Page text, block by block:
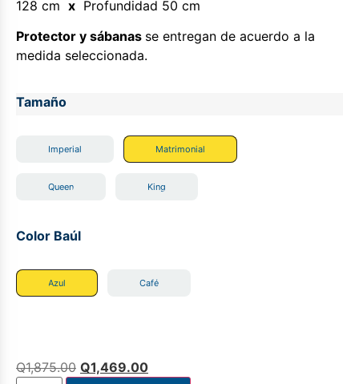
128 cm x Profundidad 50 cm
Protector y sábanas se entregan de acuerdo a la
medida seleccionada.
Tamaño
Imperial Matrimonial
Queen King
Color Baúl
Azul Café
Q1,875.00 Q1,469.00